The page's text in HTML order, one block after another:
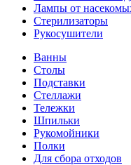
Лампы от
Стерилизаторы
Рукосушители
Ванны
Столы
Подставки
Стеллажи
Тележки
Шпильки
Рукомойники
Полки
Для сбора отходов